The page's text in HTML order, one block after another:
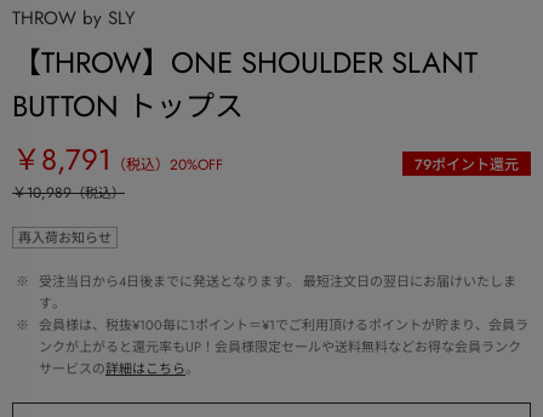
THROW by SLY
【THROW】ONE SHOULDER SLANT
BUTTON トップス
￥8,791
（税込） 20%OFF 79ポイント還元
￥10,989（税込）
再入荷お知らせ
※
受注当日から4日後までに発送となります。 最短注文日の翌日にお届けいたしま
す。
※
会員様は、税抜¥100毎に1ポイント＝¥1でご利用頂けるポイントが貯まり、会員ラ
ンクが上がると還元率もUP！会員様限定セールや送料無料などお得な会員ランク
サービスの詳細はこちら。